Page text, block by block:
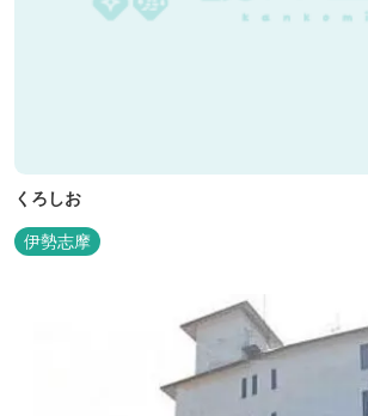
くろしお
伊勢志摩